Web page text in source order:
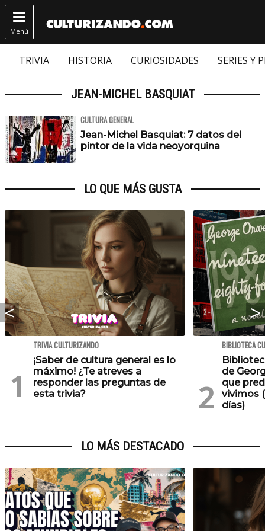

Menú
TRIVIA HISTORIA CURIOSIDADES SERIES Y
JEAN-MICHEL BASQUIAT
CULTURA GENERAL
Jean-Michel Basquiat: 7 datos del
pintor de la vida neoyorquina
LO QUE MÁS GUSTA
TRIVIA CULTURIZANDO
¡Saber de cultura general es lo
máximo! ¿Te atreves a
responder las preguntas de
esta trivia?
BIBLIOTECA
de
que
vivimos
días)
LO MÁS DESTACADO